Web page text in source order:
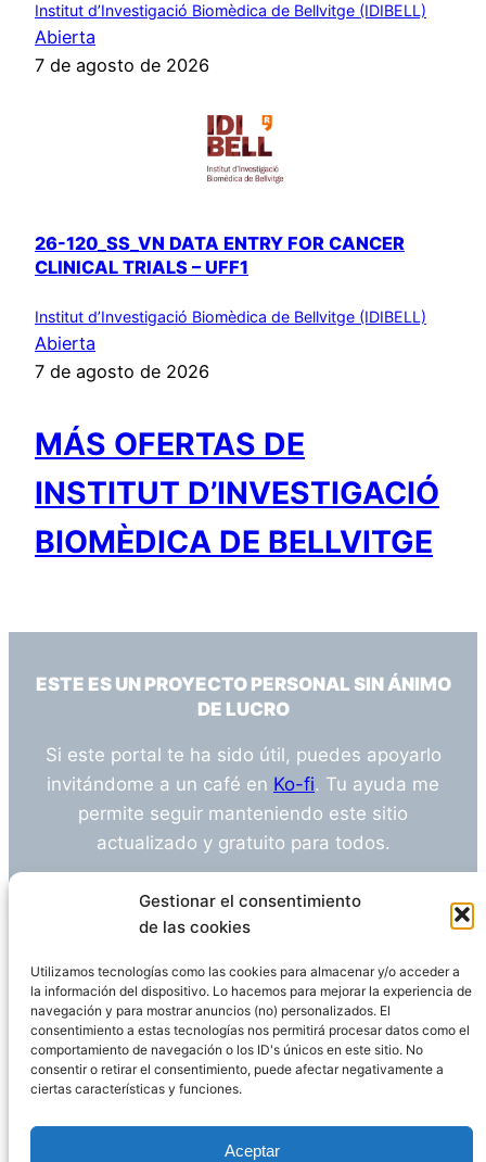
Gestionar el consentimiento
de las cookies
Utilizamos tecnologías como las cookies para almacenar y/o acceder a
la información del dispositivo. Lo hacemos para mejorar la experiencia de
navegación y para mostrar anuncios (no) personalizados. El
consentimiento a estas tecnologías nos permitirá procesar datos como el
comportamiento de navegación o los ID's únicos en este sitio. No
consentir o retirar el consentimiento, puede afectar negativamente a
ciertas características y funciones.
Aceptar
Institut d’Investigació Biomèdica de Bellvitge (IDIBELL)
Abierta
7 de agosto de 2026
26-120_SS_VN DATA ENTRY FOR CANCER
CLINICAL TRIALS – UFF1
Institut d’Investigació Biomèdica de Bellvitge (IDIBELL)
Abierta
7 de agosto de 2026
MÁS OFERTAS DE
INSTITUT D’INVESTIGACIÓ
BIOMÈDICA DE BELLVITGE
ESTE ES UN PROYECTO PERSONAL SIN ÁNIMO
DE LUCRO
Si este portal te ha sido útil, puedes apoyarlo
invitándome a un café en Ko-fi. Tu ayuda me
permite seguir manteniendo este sitio
actualizado y gratuito para todos.
¿Tienes alguna duda o sugerencia? Escríbeme
info@empleosanitarioinvestigacion.es
Descargo de Responsabilidad
Declaración de Privacidad Política de cookies
WordPress